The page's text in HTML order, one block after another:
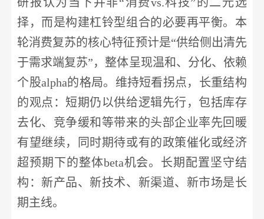
择，而是构建杠铃型组合的必要再平衡。本
轮消费复苏的核心特征预计是“供给侧出清先
于需求端复苏”，整体呈现温和、分化、依赖
个股alpha的格局。维持短看拐点，长重结构
的观点：短期仍以供给逻辑先行，包括库存
去化、竞争缓和等带来的头部企业率先回暖
有望继续，同时期待或有的政策催化或经济
超预期下的整体beta机会。长期配置坚守结
构：新产品、新技术、新渠道、新市场是长
期主线。